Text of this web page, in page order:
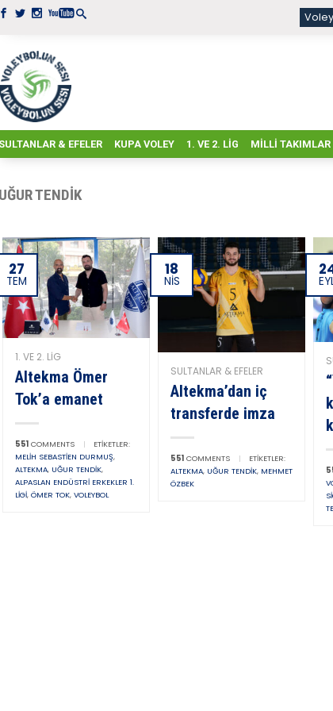
SULTANLAR & EFELER KUPA VOLEY 1. VE 2. LIG MILLI TAKIMLAR
UĞUR TENDIK
27
TEM
1. VE 2. LIG
Altekma Ömer
Tok’a emanet
551 COMMENTS |
ETIKETLER:
MELIH SEBASTIEN DURMUŞ,
ALTEKMA, UĞUR TENDIK,
ALPASLAN ENDÜSTRI ERKEKLER 1.
LIGI, ÖMER TOK, VOLEYBOL
18
NIS
SULTANLAR & EFELER
Altekma’dan iç
transferde imza
551 COMMENTS |
ETIKETLER:
ALTEKMA, UĞUR TENDIK, MEHMET
ÖZBEK